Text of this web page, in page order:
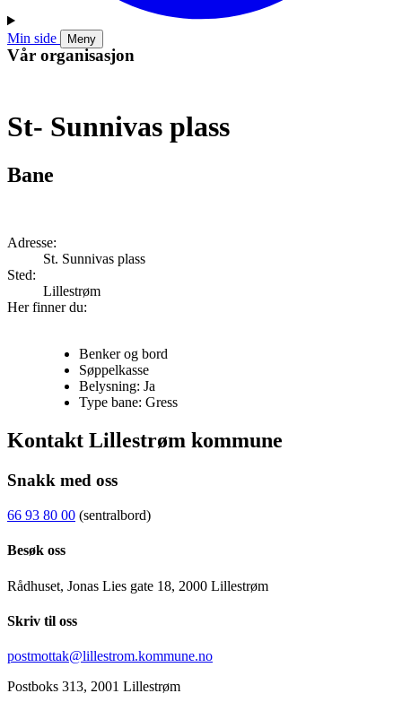
Min side Meny
Vår organisasjon
St- Sunnivas plass
Bane
Adresse:
St. Sunnivas plass
Sted:
Lillestrøm
Her finner du:
Benker og bord
Søppelkasse
Belysning: Ja
Type bane: Gress
Kontakt Lillestrøm kommune
Snakk med oss
66 93 80 00 (sentralbord)
Besøk oss
Rådhuset, Jonas Lies gate 18, 2000 Lillestrøm
Skriv til oss
postmottak@lillestrom.kommune.no
Postboks 313, 2001 Lillestrøm